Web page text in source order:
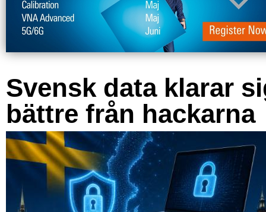
Svensk data klarar
bättre från hackarna